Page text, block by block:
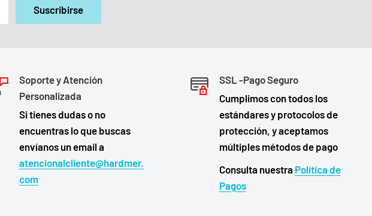
Suscribirse
Soporte y Atención
Personalizada
Si tienes dudas o no
encuentras lo que buscas
envíanos un email a
atencionalcliente@hardmer.
com
SSL -Pago Seguro
Cumplimos con todos los
estándares y protocolos de
protección, y aceptamos
múltiples métodos de pago
Consulta nuestra Política de
Pagos